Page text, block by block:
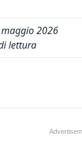
2026
lettura